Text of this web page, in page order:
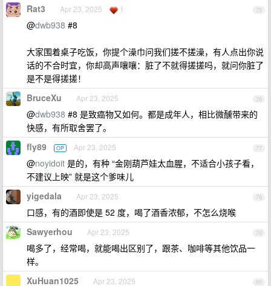
75
Rat3 Apr 23, 2025 1
@dwb938 #8
大家围着桌子吃饭，你提个澡巾问我们搓不搓澡，有人点出你说
话的不合时宜，你却高声嚷嚷：脏了不就得搓搓吗，就问你脏了
是不是得搓搓！
76
BruceXu Apr 23, 2025
@dwb938 #8 是致癌物又如何。都是成年人，相比微醺带来的
快感，有所取舍罢了。
77
fly89 OP Apr 23, 2025
@noyidoit 是的，有种 “金刚葫芦娃太血腥，不适合小孩子看，
不建议上映” 就是这个爹味儿
78
yigedala Apr 23, 2025
口感，有的酒即使是 52 度，喝了酒香浓郁，不怎么烧喉
79
Sawyerhou Apr 23, 2025
喝多了，经常喝，就能喝出区别了，跟茶、咖啡等其他饮品一
样。
80
XuHuan1025 Apr 23, 2025